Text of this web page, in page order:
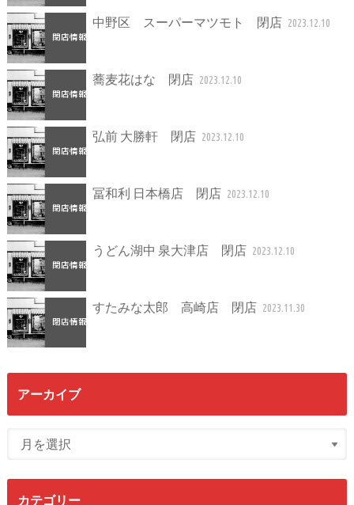
中野区 スーパーマツモト 閉店 2023.12.10
蕎麦花はな 閉店 2023.12.10
弘前 大勝軒 閉店 2023.12.10
冨和利 日本橋店 閉店 2023.12.10
うどん湖中 泉大津店 閉店 2023.12.10
すたみな太郎 高崎店 閉店 2023.11.30
アーカイブ
カテゴリー